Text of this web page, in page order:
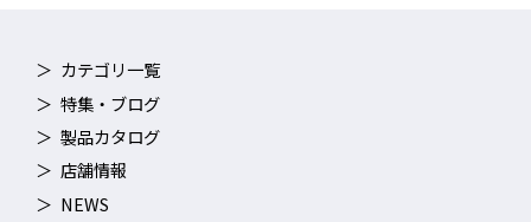
カテゴリ一覧
特集・ブログ
製品カタログ
店舗情報
NEWS